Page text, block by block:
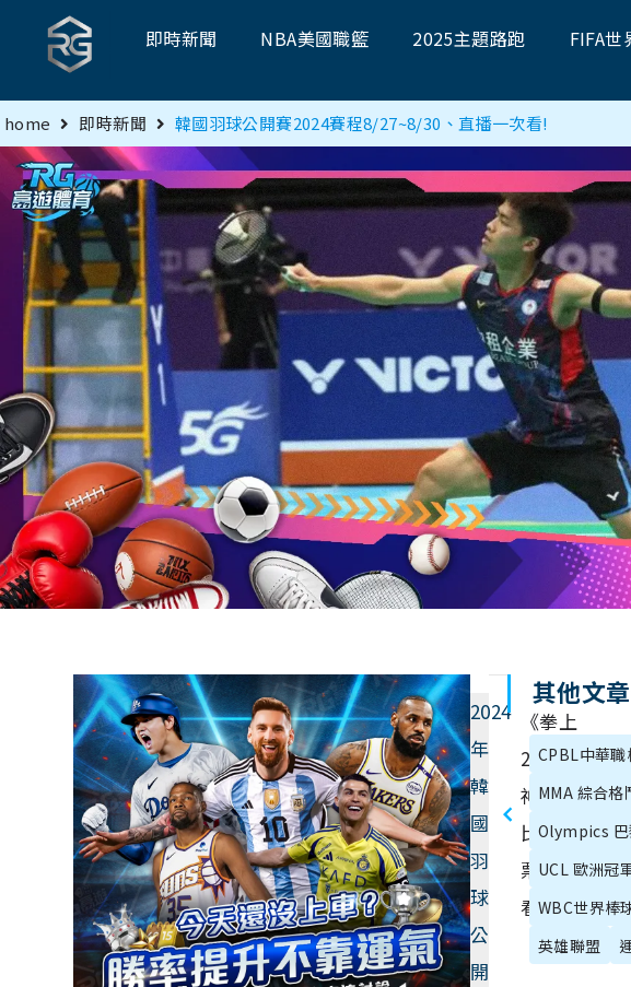
即時新聞 NBA美國職籃 2025主題路跑 FIFA世
home 即時新聞 韓國羽球公開賽2024賽程8/27~8/30、直播一次看!
2024
年
韓
國
羽
球
公
開
《拳上
2024》統
神、蹦闆拳
比賽時間、
票資訊一次
看！
其他文
CPBL中華職
MMA 綜合格
Olympics
UCL 歐洲冠
WBC世界棒
英雄聯盟